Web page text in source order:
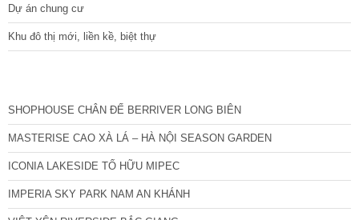
Dự án chung cư
Khu đô thị mới, liền kề, biệt thự
SHOPHOUSE CHÂN ĐẾ BERRIVER LONG BIÊN
MASTERISE CAO XÀ LÁ – HÀ NỘI SEASON GARDEN
ICONIA LAKESIDE TỐ HỮU MIPEC
IMPERIA SKY PARK NAM AN KHÁNH